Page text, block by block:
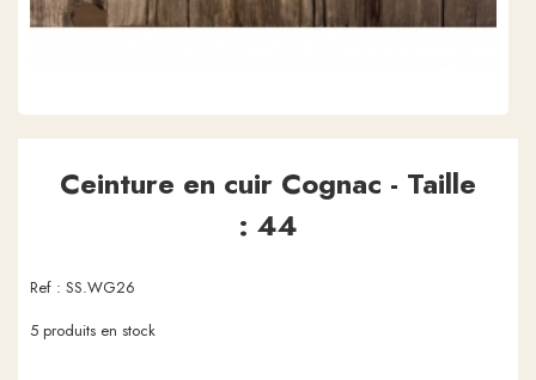
Ceinture en cuir Cognac - Taille
: 44
Ref : SS.WG26
5 produits en stock